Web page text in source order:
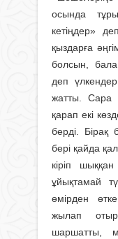
осында
кетіңдер»
қыздарға
болсын,
деп
жатты. Сара
қарап екі
берді. Бірақ
бері қайда
кіріп
ұйықтамай
өмірден
жылап
шаршатты,